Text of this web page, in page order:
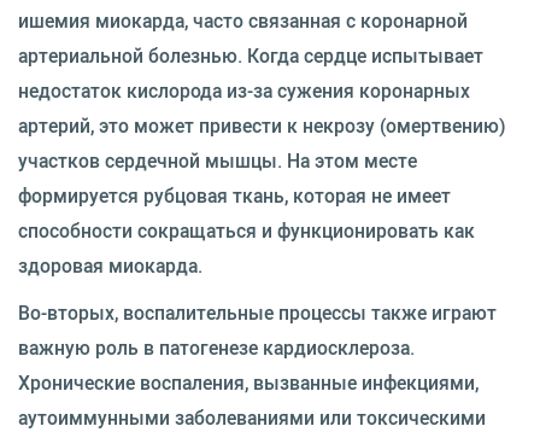
ишемия миокарда, часто связанная с коронарной
артериальной болезнью. Когда сердце испытывает
недостаток кислорода из-за сужения коронарных
артерий, это может привести к некрозу (омертвению)
участков сердечной мышцы. На этом месте
формируется рубцовая ткань, которая не имеет
способности сокращаться и функционировать как
здоровая миокарда.
Во-вторых, воспалительные процессы также играют
важную роль в патогенезе кардиосклероза.
Хронические воспаления, вызванные инфекциями,
аутоиммунными заболеваниями или токсическими